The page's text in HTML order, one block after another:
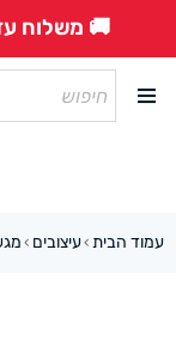
🚚 משלוח עד
עמוד הבית ›עיצובים ›